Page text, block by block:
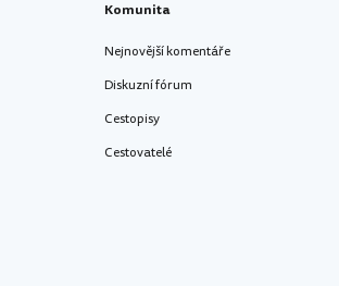
Komunita
Nejnovější komentáře
Diskuzní fórum
Cestopisy
Cestovatelé